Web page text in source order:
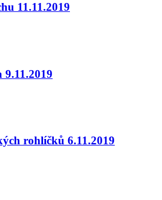
11.11.2019
9.11.2019
rohlíčků 6.11.2019